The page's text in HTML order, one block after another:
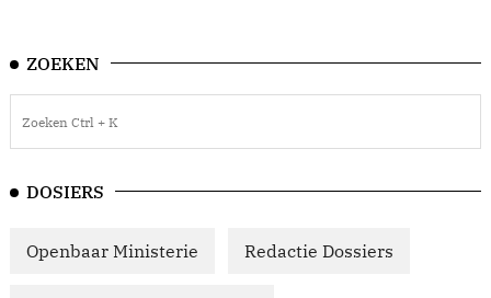
ZOEKEN
DOSIERS
Openbaar Ministerie Redactie Dossiers